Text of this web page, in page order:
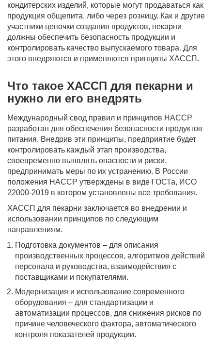
кондитерских изделий, которые могут продаваться как
продукция общепита, либо через розницу. Как и другие
участники цепочки создания продуктов, пекарни
должны обеспечить безопасность продукции и
контролировать качество выпускаемого товара. Для
этого внедряются и применяются принципы ХАССП.
Что такое ХАССП для пекарни и
нужно ли его внедрять
Международный свод правил и принципов HACCP
разработан для обеспечения безопасности продуктов
питания. Внедрив эти принципы, предприятие будет
контролировать каждый этап производства,
своевременно выявлять опасности и риски,
предпринимать меры по их устранению. В России
положения HACCP утверждены в виде ГОСТа, ИСО
22000-2019 в котором установлены все требования.
ХАССП для пекарни заключается во внедрении и
использовании принципов по следующим
направлениям.
Подготовка документов – для описания
производственных процессов, алгоритмов действий
персонала и руководства, взаимодействия с
поставщиками и покупателями.
Модернизация и использование современного
оборудования – для стандартизации и
автоматизации процессов, для снижения рисков по
причине человеческого фактора, автоматического
контроля показателей продукции.